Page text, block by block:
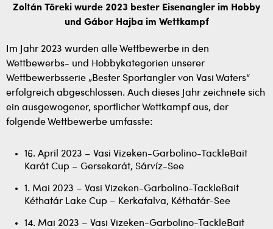
Zoltán Töreki wurde 2023 bester Eisenangler im Hobby
und Gábor Hajba im Wettkampf
Im Jahr 2023 wurden alle Wettbewerbe in den
Wettbewerbs- und Hobbykategorien unserer
Wettbewerbsserie „Bester Sportangler von Vasi Waters“
erfolgreich abgeschlossen. Auch dieses Jahr zeichnete sich
ein ausgewogener, sportlicher Wettkampf aus, der
folgende Wettbewerbe umfasste:
16. April 2023 – Vasi Vizeken-Garbolino-TackleBait
Karát Cup – Gersekarát, Sárvíz-See
1. Mai 2023 – Vasi Vizeken-Garbolino-TackleBait
Kéthatár Lake Cup – Kerkafalva, Kéthatár-See
14. Mai 2023 – Vasi Vizeken-Garbolino-TackleBait